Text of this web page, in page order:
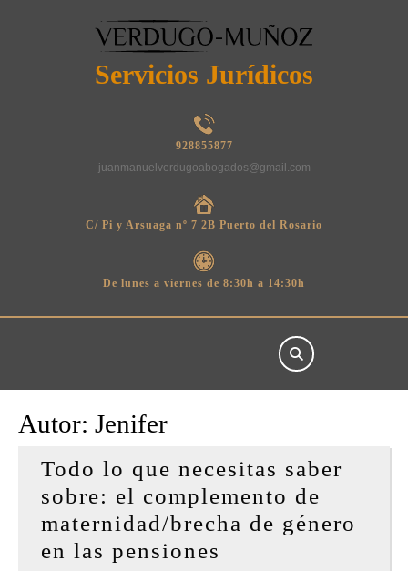
Servicios Jurídicos
928855877
juanmanuelverdugoabogados@gmail.com
C/ Pi y Arsuaga nº 7 2B Puerto del Rosario
De lunes a viernes de 8:30h a 14:30h
Autor: Jenifer
Todo lo que necesitas saber
sobre: el complemento de
maternidad/brecha de género
en las pensiones